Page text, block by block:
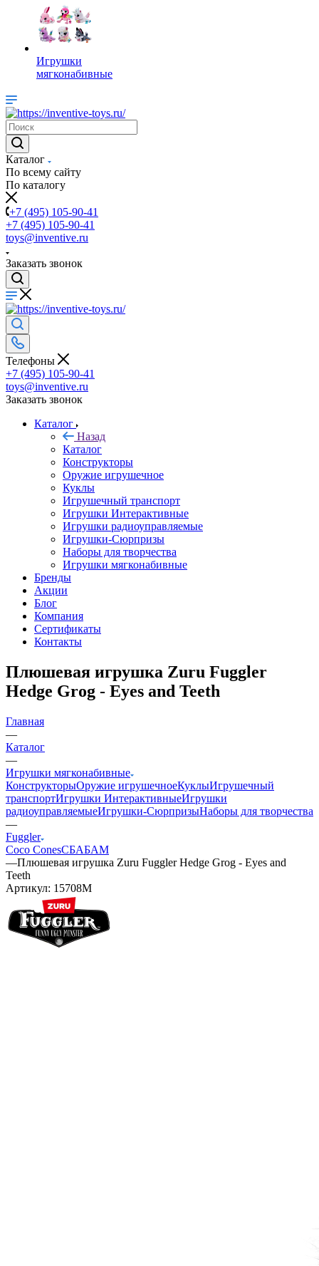
Игрушки
мягконабивные
Каталог
По всему сайту
По каталогу
+7 (495) 105-90-41
+7 (495) 105-90-41
toys@inventive.ru
Заказать звонок
Телефоны
+7 (495) 105-90-41
toys@inventive.ru
Заказать звонок
Каталог
Назад
Каталог
Конструкторы
Оружие игрушечное
Куклы
Игрушечный транспорт
Игрушки Интерактивные
Игрушки радиоуправляемые
Игрушки-Сюрпризы
Наборы для творчества
Игрушки мягконабивные
Бренды
Акции
Блог
Компания
Сертификаты
Контакты
Плюшевая игрушка Zuru Fuggler
Hedge Grog - Eyes and Teeth
Главная
—
Каталог
—
Игрушки мягконабивные
КонструкторыОружие игрушечноеКуклыИгрушечный
транспортИгрушки ИнтерактивныеИгрушки
радиоуправляемыеИгрушки-СюрпризыНаборы для творчества
—
Fuggler
Coco ConesСБАБАМ
—Плюшевая игрушка Zuru Fuggler Hedge Grog - Eyes and
Teeth
Артикул: 15708M